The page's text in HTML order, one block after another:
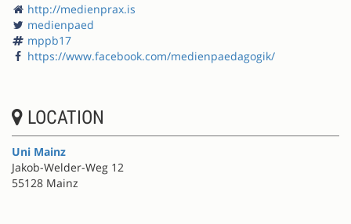
http://medienprax.is
medienpaed
mppb17
https://www.facebook.com/medienpaedagogik/
LOCATION
Uni Mainz
Jakob-Welder-Weg 12
55128 Mainz